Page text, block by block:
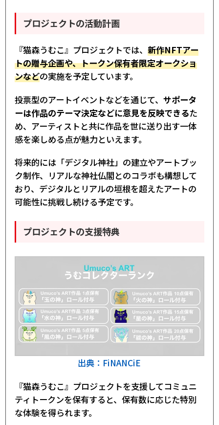
プロジェクトの活動計画
『猫森うむこ』プロジェクトでは、 新作NFTアー
トの贈与企画や、トークン保有者限定オークショ
ンなどの実施を予定しています。
投票型のアートイベントなどを通じて、 サポータ
ーは作品のテーマ決定などに意見を反映できるた
め、アーティストと共に作品を世に送り出す一体
感を楽しめる点が魅力といえます。
将来的には「デジタル神社」の建立やアートブッ
ク制作、リアルな神社仏閣とのコラボも構想して
おり、デジタルとリアルの垣根を超えたアートの
可能性に挑戦し続ける予定です。
プロジェクトの支援特典
出典：FiNANCiE
『猫森うむこ』プロジェクトを支援してコミュニ
ティトークンを保有すると、保有数に応じた特別
な体験を得られます。